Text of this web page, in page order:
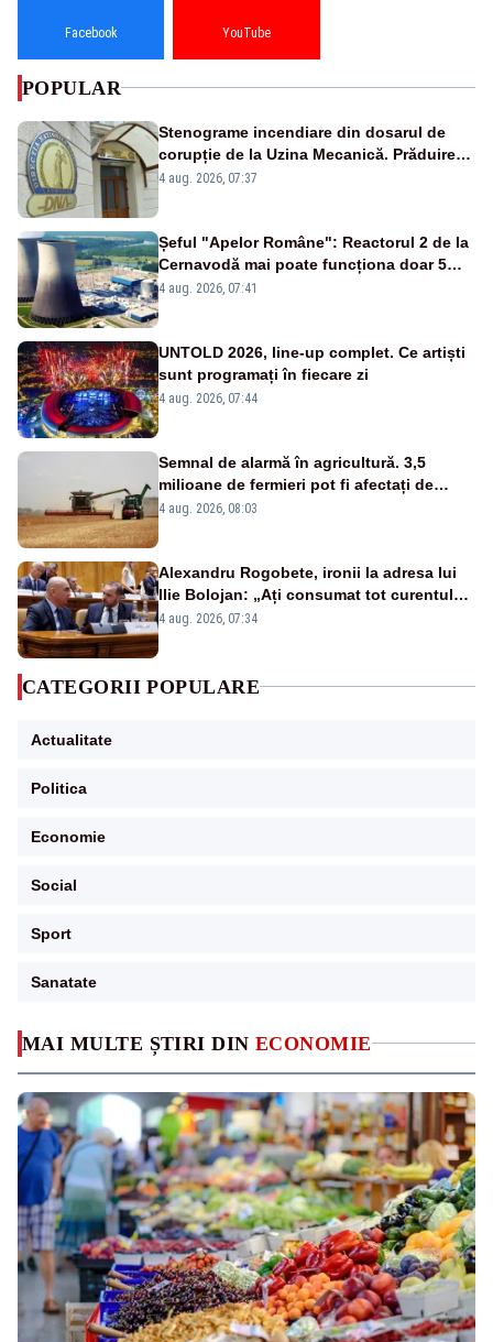
MAI MULTE ȘTIRI DIN ECONOMIE
Facebook YouTube
POPULAR
Stenograme incendiare din dosarul de
corupție de la Uzina Mecanică. Prăduirea
banilor din programul SAFE, interceptată
4 aug. 2026, 07:37
Șeful "Apelor Române": Reactorul 2 de la
Cernavodă mai poate funcționa doar 5
zile
4 aug. 2026, 07:41
UNTOLD 2026, line-up complet. Ce artiști
sunt programați în fiecare zi
4 aug. 2026, 07:44
Semnal de alarmă în agricultură. 3,5
milioane de fermieri pot fi afectați de
strategia pentru conservarea
4 aug. 2026, 08:03
Alexandru Rogobete, ironii la adresa lui
Ilie Bolojan: „Ați consumat tot curentul
urmărind șobolani imaginari”
4 aug. 2026, 07:34
CATEGORII POPULARE
Actualitate
Politica
Economie
Social
Sport
Sanatate